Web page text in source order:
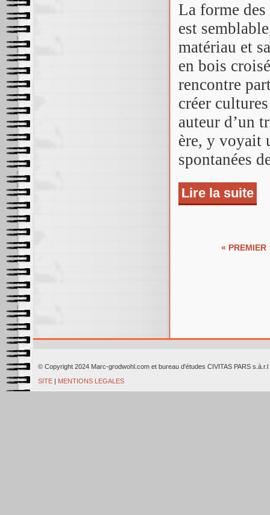
La forme
est
matériau et
en bois
rencontre
créer
auteur d’un
ère, y voyait
spontanées
Lire la suite
« PREMIER
© Copyright 2024 Marc-grodwohl.com et bureau d'études CIVITAS
SITE
MENTIONS LEGALES